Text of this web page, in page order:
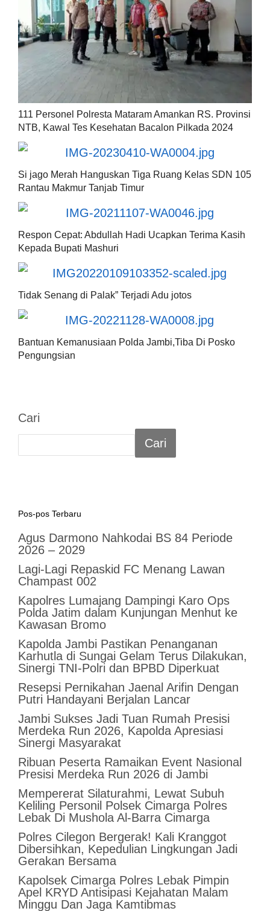
111 Personel Polresta Mataram Amankan RS. Provinsi
NTB, Kawal Tes Kesehatan Bacalon Pilkada 2024
Si jago Merah Hanguskan Tiga Ruang Kelas SDN 105
Rantau Makmur Tanjab Timur
Respon Cepat: Abdullah Hadi Ucapkan Terima Kasih
Kepada Bupati Mashuri
Tidak Senang di Palak” Terjadi Adu jotos
Bantuan Kemanusiaan Polda Jambi,Tiba Di Posko
Pengungsian
Cari
Cari
Pos-pos Terbaru
Agus Darmono Nahkodai BS 84 Periode
2026 – 2029
Lagi-Lagi Repaskid FC Menang Lawan
Champast 002
Kapolres Lumajang Dampingi Karo Ops
Polda Jatim dalam Kunjungan Menhut ke
Kawasan Bromo
Kapolda Jambi Pastikan Penanganan
Karhutla di Sungai Gelam Terus Dilakukan,
Sinergi TNI-Polri dan BPBD Diperkuat
Resepsi Pernikahan Jaenal Arifin Dengan
Putri Handayani Berjalan Lancar
Jambi Sukses Jadi Tuan Rumah Presisi
Merdeka Run 2026, Kapolda Apresiasi
Sinergi Masyarakat
Ribuan Peserta Ramaikan Event Nasional
Presisi Merdeka Run 2026 di Jambi
Mempererat Silaturahmi, Lewat Subuh
Keliling Personil Polsek Cimarga Polres
Lebak Di Mushola Al-Barra Cimarga
Polres Cilegon Bergerak! Kali Kranggot
Dibersihkan, Kepedulian Lingkungan Jadi
Gerakan Bersama
Kapolsek Cimarga Polres Lebak Pimpin
Apel KRYD Antisipasi Kejahatan Malam
Minggu Dan Jaga Kamtibmas